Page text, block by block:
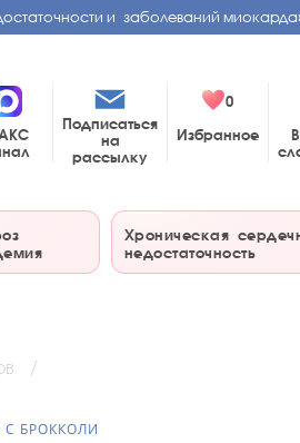
и заболеваний
Подписаться
на
рассылку
0
Избранное
Хроническая
недостаточность
БРОККОЛИ